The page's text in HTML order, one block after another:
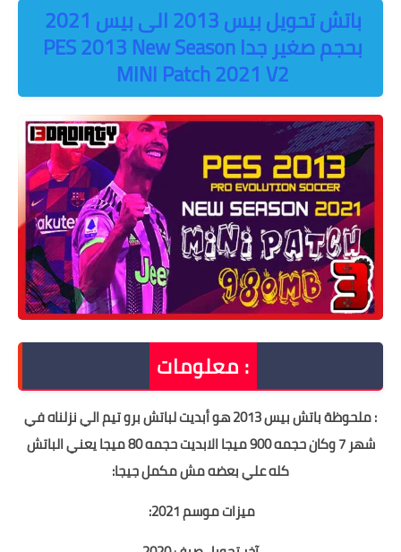
باتش تحويل بيس 2013 الى بيس 2021
بحجم صغير جدا PES 2013 New Season
MINI Patch 2021 V2
معلومات :
: ملحوظة باتش بيس 2013 هو أبديت لباتش برو تيم الي نزلناه في
شهر 7 وكان حجمه 900 ميجا الابديت حجمه 80 ميجا يعني الباتش
كله علي بعضه مش مكمل جيجا:
ميزات موسم 2021: